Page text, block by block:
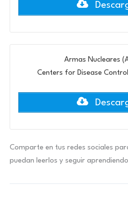
Armas Nucleares
Centers for Disease
Comparte en tus redes sociales
puedan leerlos y seguir